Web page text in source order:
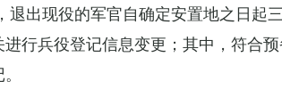
出现役的军官自确定安置地之日起
行兵役登记信息变更；其中，符合预